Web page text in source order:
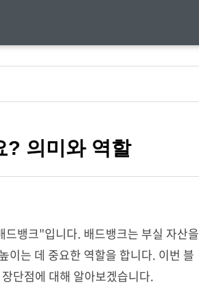
? 의미와 역할
뱅크"입니다. 배드뱅크는 부실 자산을
이는 데 중요한 역할을 합니다. 이번 블
단점에 대해 알아보겠습니다.